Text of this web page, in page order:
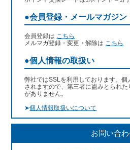
●会員登録・メールマガジン
会員登録は こちら
メルマガ登録・変更・解除は こちら
●個人情報の取扱い
弊社ではSSLを利用しております。
されますので、第三者に盗みとられ
がありません。
➤個人情報取扱いについて
お問い合